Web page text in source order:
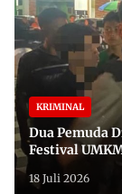
KRIMINAL
Dua Pemuda
Festival
18 Juli 2026